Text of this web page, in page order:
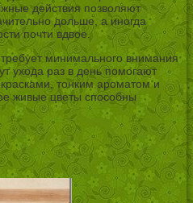
действия позволяют
дольше, а иногда
почти вдвое.
минимального внимания
ухода раз в день помогают
тонким ароматом и
живые цветы способны